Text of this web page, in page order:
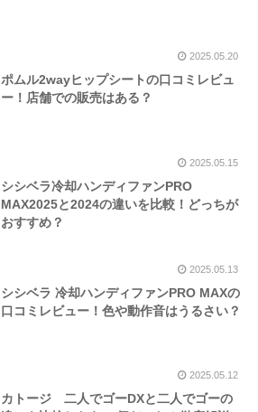
2025.05.20
ポムル2wayヒップシートの口コミレビュ
ー！店舗での販売はある？
2025.05.15
シシベラ冷却ハンディファンPRO
MAX2025と2024の違いを比較！どっちが
おすすめ？
2025.05.13
シシベラ 冷却ハンディファンPRO MAXの
口コミレビュー！色や動作音はうるさい？
2025.05.12
カトージ 二人でゴーDXと二人でゴーの